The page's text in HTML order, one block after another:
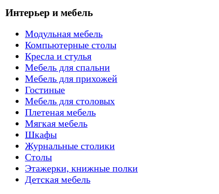
Интерьер и мебель
Модульная мебель
Компьютерные столы
Кресла и стулья
Мебель для спальни
Мебель для прихожей
Гостиные
Мебель для столовых
Плетеная мебель
Мягкая мебель
Шкафы
Журнальные столики
Столы
Этажерки, книжные полки
Детская мебель